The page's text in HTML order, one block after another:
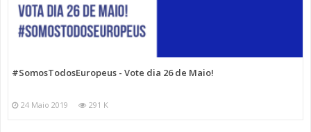
#SomosTodosEuropeus - Vote dia 26 de Maio!
24 Maio 2019 291 K